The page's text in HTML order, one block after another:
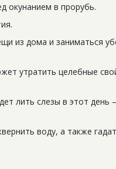
окунанием в прорубь.
из дома и заниматься
утратить целебные
лить слезы в этот день
воду, а также